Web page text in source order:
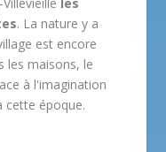
. La nature y a
est encore
les maisons, le
à l'imagination
cette époque.